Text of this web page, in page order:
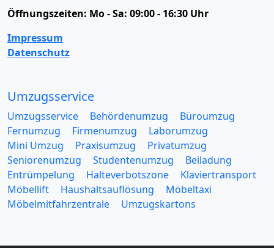
Öffnungszeiten: Mo - Sa: 09:00 - 16:30 Uhr
Impressum
Datenschutz
Umzugsservice
Umzugsservice Behördenumzug
Büroumzug
Fernumzug
Firmenumzug
Laborumzug
Mini Umzug
Praxisumzug
Privatumzug
Seniorenumzug
Studentenumzug
Beiladung
Entrümpelung
Halteverbotszone
Klaviertransport
Möbellift
Haushaltsauflösung
Möbeltaxi
Möbelmitfahrzentrale
Umzugskartons